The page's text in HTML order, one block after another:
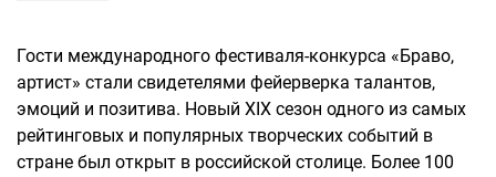
Гости международного фестиваля-конкурса «Браво,
артист» стали свидетелями фейерверка талантов,
эмоций и позитива. Новый XIX сезон одного из самых
рейтинговых и популярных творческих событий в
стране был открыт в российской столице. Более 100